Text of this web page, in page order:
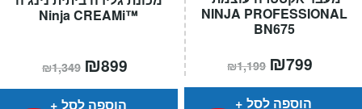
™Ninja CREAMi
₪1,349 המחיר
המקורי
היה:
₪899
הוא:
הוספה לסל
NINJA PROFESSIONAL
BN675
₪1,199 המחיר
המקורי
היה:
₪799
הוא:
הוספה לסל